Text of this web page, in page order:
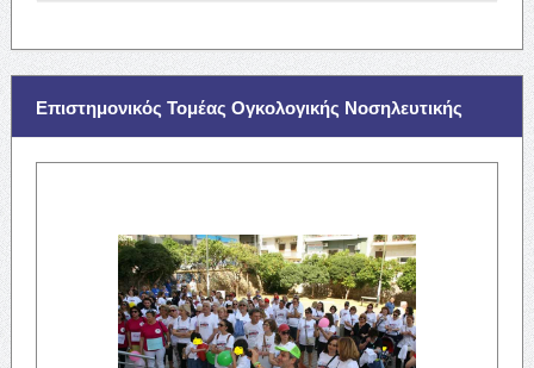
Επιστημονικός Τομέας Ογκολογικής Νοσηλευτικής